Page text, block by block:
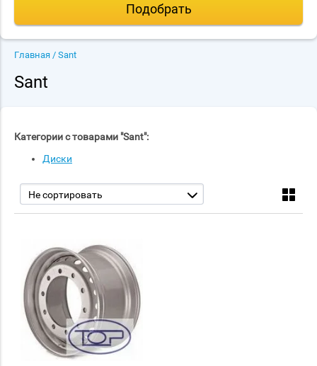
Подобрать
Главная / Sant
Sant
Категории с товарами "Sant":
Диски
Не сортировать